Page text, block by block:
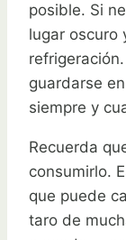
posible. Si
lugar oscuro
guardarse
siempre y
Recuerda
consumirlo.
que puede
taro de